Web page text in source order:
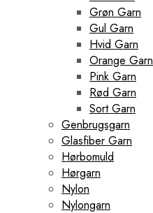
Grøn Garn
Gul Garn
Hvid Garn
Orange Garn
Pink Garn
Rød Garn
Sort Garn
Genbrugsgarn
Glasfiber Garn
Hørbomuld
Hørgarn
Nylon
Nylongarn